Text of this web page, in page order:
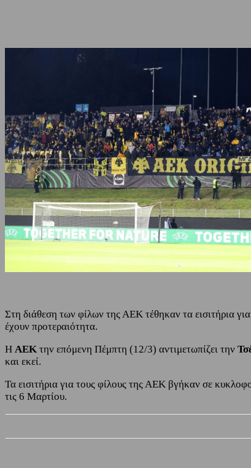
Στη διάθεση των φίλων της ΑΕΚ τέθηκαν τα εισιτήρια
έχουν προτεραιότητα.
Η ΑΕΚ την επόμενη Πέμπτη (12/3) αντιμετωπίζει την
και εκεί.
Τα εισιτήρια για τους φίλους της ΑΕΚ βγήκαν σε
τις 6 Μαρτίου.